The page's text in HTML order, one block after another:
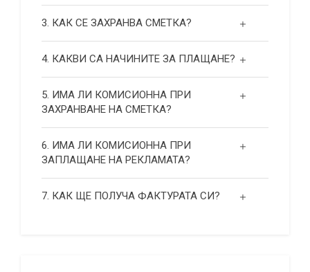
3. КАК СЕ ЗАХРАНВА СМЕТКА?
4. КАКВИ СА НАЧИНИТЕ ЗА ПЛАЩАНЕ?
5. ИМА ЛИ КОМИСИОННА ПРИ
ЗАХРАНВАНЕ НА СМЕТКА?
6. ИМА ЛИ КОМИСИОННА ПРИ
ЗАПЛАЩАНЕ НА РЕКЛАМАТА?
7. КАК ЩЕ ПОЛУЧА ФАКТУРАТА СИ?